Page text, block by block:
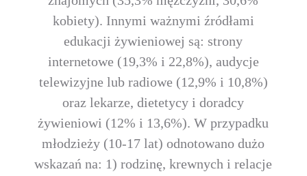
kobiety). Innymi ważnymi źródłami
edukacji żywieniowej są: strony
internetowe (19,3% i 22,8%), audycje
telewizyjne lub radiowe (12,9% i 10,8%)
oraz lekarze, dietetycy i doradcy
żywieniowi (12% i 13,6%). W przypadku
młodzieży (10-17 lat) odnotowano dużo
wskazań na: 1) rodzinę, krewnych i relacje